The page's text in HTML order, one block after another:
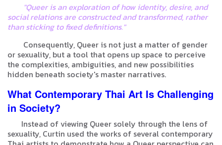
"Queer is an exploration of how identity, desire, and
social relations are constructed and transformed, rather
than sticking to fixed definitions."
Consequently, Queer is not just a matter of gender
or sexuality, but a tool that opens up space to perceive
the complexities, ambiguities, and new possibilities
hidden beneath society's master narratives.
What Contemporary Thai Art Is Challenging
in Society?
Instead of viewing Queer solely through the lens of
sexuality, Curtin used the works of several contemporary